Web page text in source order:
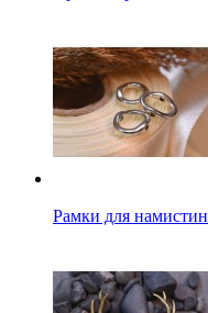
Рамки для намистин